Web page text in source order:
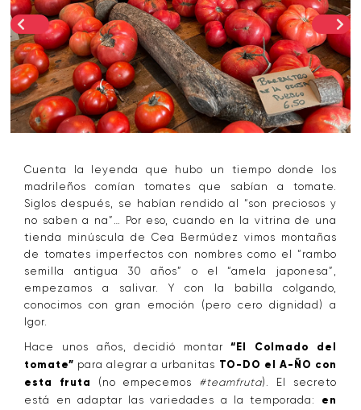
Cuenta la leyenda que hubo un tiempo donde los
madrileños comían tomates que sabían a tomate.
Siglos después, se habían rendido al “son preciosos y
no saben a na”… Por eso, cuando en la vitrina de una
tienda minúscula de Cea Bermúdez vimos montañas
de tomates imperfectos con nombres como el “rambo
semilla antigua 30 años” o el “amela japonesa”,
empezamos a salivar. Y con la babilla colgando,
conocimos con gran emoción (pero cero dignidad) a
Igor.
Hace unos años, decidió montar“El Colmado del
tomate” para alegrar a urbanitas TO-DO el A-ÑO con
esta fruta
(no empecemos #teamfruta). El secreto
está en adaptar las variedades a la temporada: en